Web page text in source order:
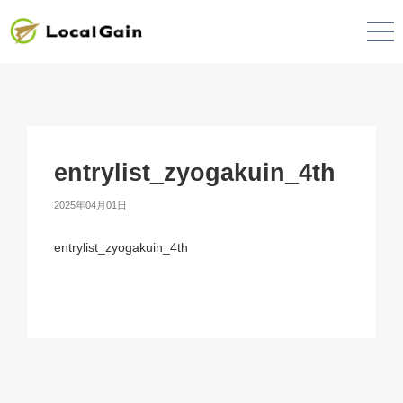
entrylist_zyogakuin_4th
2025年04月01日
entrylist_zyogakuin_4th